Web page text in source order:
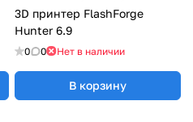
3D принтер FlashForge
Hunter 6.9
0 0 Нет в наличии
В корзину